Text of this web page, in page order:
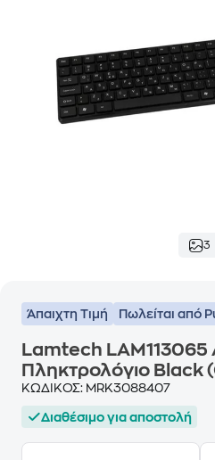
3
Άπαιχτη Τιμή Πωλείται από
Lamtech
Πληκτρολόγιο Black
ΚΩΔΙΚΟΣ: MRK3088407
Διαθέσιμο για αποστολή